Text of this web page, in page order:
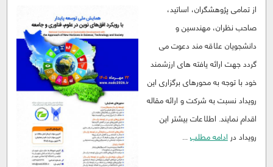
از تمامی پژوهشگران، اساتید،
صاحب نظران، مهندسین و
دانشجویان علاقه مند دعوت می
گردد جهت ارائه یافته های ارزشمند
خود با توجه به محورهای برگزاری این
رویداد نسبت به شرکت و ارائه مقاله
اقدام نمایند. اطلاعات بیشتر این
رویداد در ادامه مطلب...